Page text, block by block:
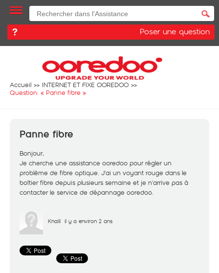
Poser une question
Accueil
INTERNET ET FIXE OOREDOO
Question: « Panne fibre »
Panne fibre
Bonjour,
Je cherche une assistance ooredoo pour régler un
problème de fibre optique. J'ai un voyant rouge dans le
boîtier fibre depuis plusieurs semaine et je n'arrive pas à
contacter le service de dépannage ooredoo.
Khalil il y a environ 2 ans